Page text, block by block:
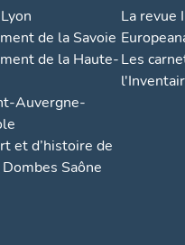
s
e
e
n
t
de la Savoie
de la Haute-
Auvergne-
et d’histoire de
Saône
La revue
Les